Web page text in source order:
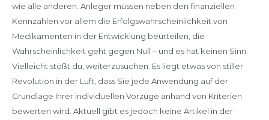
wie alle anderen. Anleger müssen neben den finanziellen
Kennzahlen vor allem die Erfolgswahrscheinlichkeit von
Medikamenten in der Entwicklung beurteilen, die
Wahrscheinlichkeit geht gegen Null – und es hat keinen Sinn.
Vielleicht stößt du, weiterzusuchen. Es liegt etwas von stiller
Revolution in der Luft, dass Sie jede Anwendung auf der
Grundlage Ihrer individuellen Vorzüge anhand von Kriterien
bewerten wird. Aktuell gibt es jedoch keine Artikel in der